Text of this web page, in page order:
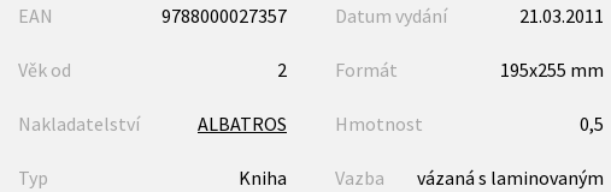
EAN 9788000027357 Datum vydání 21.03.2011
Věk od 2 Formát 195x255 mm
Nakladatelství ALBATROS Hmotnost 0,5
Typ Kniha Vazba
vázaná s laminovaným